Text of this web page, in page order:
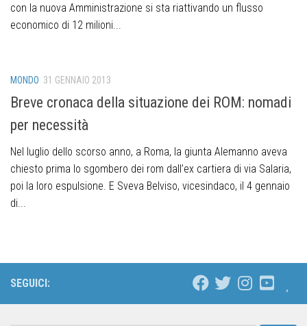
con la nuova Amministrazione si sta riattivando un flusso
economico di 12 milioni...
MONDO 31 GENNAIO 2013
Breve cronaca della situazione dei ROM: nomadi
per necessità
Nel luglio dello scorso anno, a Roma, la giunta Alemanno aveva
chiesto prima lo sgombero dei rom dall’ex cartiera di via Salaria,
poi la loro espulsione. E Sveva Belviso, vicesindaco, il 4 gennaio
di...
SEGUICI: